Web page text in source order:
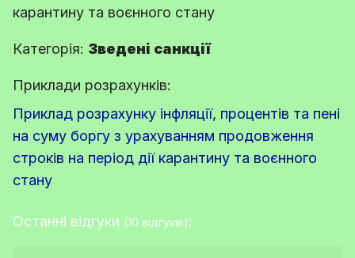
карантину та воєнного стану
Категорія: Зведені санкції
Приклади розрахунків:
Приклад розрахунку інфляції, процентів та пені
на суму боргу з урахуванням продовження
строків на період дії карантину та воєнного
стану
Останні відгуки (10 відгуків):